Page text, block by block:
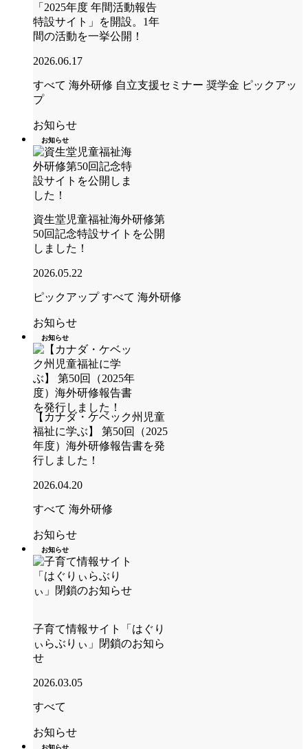
「2025年度 年間活動報告
特設サイト」を開設。1年
間の活動を一挙公開！
2026.06.17
すべて 海外研修 自立支援セミナー 奨学金 ピックアッ
プ
お知らせ
お知らせ
資生堂児童福祉海外研修第
50回記念特設サイトを公開
しました！
2026.05.22
ピックアップ すべて 海外研修
お知らせ
お知らせ
【カナダ・ケベック州児童
福祉に学ぶ】 第50回（2025
年度）海外研修報告書を発
行しました！
2026.04.20
すべて 海外研修
お知らせ
お知らせ
子育て情報サイト「はぐり
ぃらぶりぃ」閉鎖のお知ら
せ
2026.03.05
すべて
お知らせ
お知らせ